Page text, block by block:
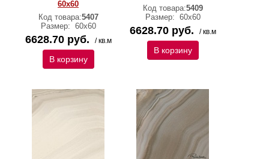
60x60
Код товара:5407
Размер: 60х60
6628.70 руб. / кв.м
В корзину
Код товара:5409
Размер: 60х60
6628.70 руб. / кв.м
В корзину